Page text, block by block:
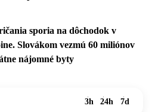
sporia na dôchodok v
Slovákom vezmú 60 miliónov
nájomné byty
3h 24h 7d